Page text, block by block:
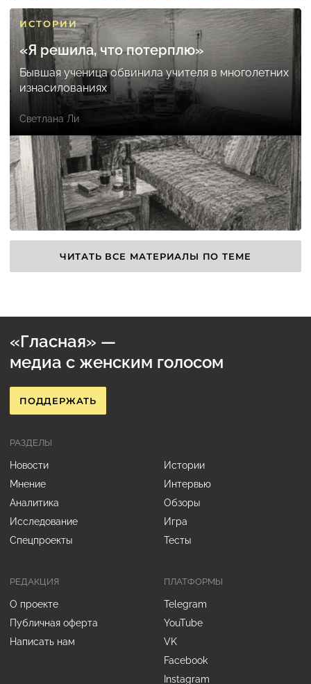
ИСТОРИИ
«Я решила, что потерплю»
Бывшая ученица обвинила учителя в многолетних
изнасилованиях
Светлана Ли
ЧИТАТЬ ВСЕ МАТЕРИАЛЫ ПО ТЕМЕ
«Гласная» —
медиа с женским голосом
ПОДДЕРЖАТЬ
РЕДАКЦИЯ
О проекте
Публичная оферта
Написать нам
РАЗДЕЛЫ
Новости
Истории
Мнение
Интервью
Аналитика
Обзоры
Исследование
Игра
Спецпроекты
Тесты
ПЛАТФОРМЫ
Telegram
YouTube
VK
Facebook
Instagram